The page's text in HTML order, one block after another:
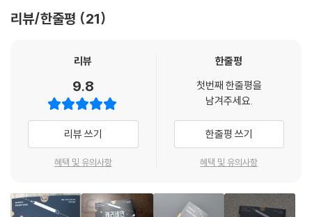
지만, 인류의 일원이기도 하다. 이러한 측면에서 보면 우리 모두는 하나의
인류다.
나에게는 특별한 규율이 없다. 물론 내가 지금까지 해온 일들을 보면, 상당
히 엄격한 규율이 필요해 보일 수는 있다고 생각한다. 그러나 나는 규율이
아니라 열정에 따라 일을 해왔다. 열정이란 자유롭게 오고가는 신비한 힘
이며, 멈추지 않고 불어대는 바람이다. 이런 식으로 표현해보겠다. 만약 내
가 어떤 규율에만 의존했다면, 지금의 나는 없었을지도 모른다.
---「10장 먹이를 노려야 음식을 얻는다」 중에서
나는 학계에서 잘 알려진 사람이 아니다. 내가 학술저널에 논문을 게재하
지 않기 때문이다. 그렇지만 도발적인 아이디어들은 멀리까지 퍼지는 법이
열정적으로 공부하며, 다른 사람이 정해놓은 커리큘럼은 신경 쓰지 않는
캐리비안 해적 스타일의 학생은 다음과 같은 특징이 있다.
· 자유로운 사고라는 배를 타고 다니며, 아이디어의 세계에서 항해한다.
· 지식을 찾아 항해에 나선다. 자기가 배워야 할 커리큘럼을 스스로 만든다.
· 그들의 무기는 대담함과 지식에 대한 열정이다. 그들은 원하는 것을 얻기
위해 불굴의 탐구 정신을 발휘한다.
· 지식, 기술, 중요한 비결, 다른 사람들과의 유대관계, 더욱 강력한 자기 자
· 혁신의 시대를 살아가기 위한 방법을 알고 있으며, 유연한 사고방식과 기
람이 어떻게 최고의 기업에서 일하고, 최고 전문가가 되었을까?’라고 고개
살고 있다. 더 이상 학력이 그 사람의 능력을 모두 설명해주지 못한다. 대학
장은 필수가 아닌 선택이 된 지 오래다.
저자는 성공 이유를 공부라고 했다. 스스로가 자신의 선생이 되어, 새로운
것을 계속 배우면서 자신의 가치를 만들어갔다. 저자는 이 책에서 자신의
공부 방식을 ‘캐리비안의 해적 스타일’로 해석해 흥미진진하게 들려준다.
“Long Learn for Long Run!”
부법을 갖는 건 필수적이다. 공부에선 모범생이 아니라 해적이 우리에게
필요하다.
리뷰/한줄평 21
리뷰
9.8
리뷰 쓰기
혜택 및 유의사항
한줄평
첫번째 한줄평을
남겨주세요.
한줄평 쓰기
혜택 및 유의사항